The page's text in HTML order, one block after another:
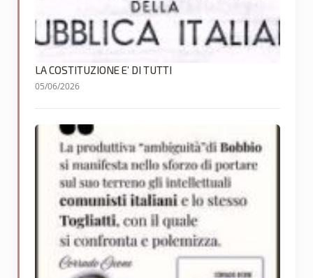
LA COSTITUZIONE E’ DI TUTTI
05/06/2026